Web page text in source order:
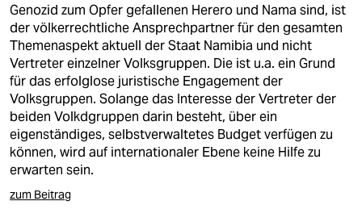
Genozid zum Opfer gefallenen Herero und Nama sind, ist
der völkerrechtliche Ansprechpartner für den gesamten
Themenaspekt aktuell der Staat Namibia und nicht
Vertreter einzelner Volksgruppen. Die ist u.a. ein Grund
für das erfolglose juristische Engagement der
Volksgruppen. Solange das Interesse der Vertreter der
beiden Volkdgruppen darin besteht, über ein
eigenständiges, selbstverwaltetes Budget verfügen zu
können, wird auf internationaler Ebene keine Hilfe zu
erwarten sein.
zum Beitrag